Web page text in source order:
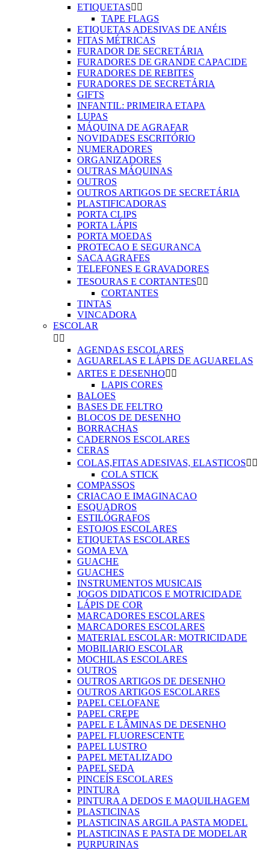
ETIQUETAS 
TAPE FLAGS
ETIQUETAS ADESIVAS DE ANÉIS
FITAS MÉTRICAS
FURADOR DE SECRETÁRIA
FURADORES DE GRANDE CAPACIDE
FURADORES DE REBITES
FURADORES DE SECRETÁRIA
GIFTS
INFANTIL: PRIMEIRA ETAPA
LUPAS
MÁQUINA DE AGRAFAR
NOVIDADES ESCRITÓRIO
NUMERADORES
ORGANIZADORES
OUTRAS MÁQUINAS
OUTROS
OUTROS ARTIGOS DE SECRETÁRIA
PLASTIFICADORAS
PORTA CLIPS
PORTA LÁPIS
PORTA MOEDAS
PROTECAO E SEGURANCA
SACA AGRAFES
TELEFONES E GRAVADORES
TESOURAS E CORTANTES 
CORTANTES
TINTAS
VINCADORA
ESCOLAR
 
AGENDAS ESCOLARES
AGUARELAS E LÁPIS DE AGUARELAS
ARTES E DESENHO 
LAPIS CORES
BALOES
BASES DE FELTRO
BLOCOS DE DESENHO
BORRACHAS
CADERNOS ESCOLARES
CERAS
COLAS,FITAS ADESIVAS, ELASTICOS 
COLA STICK
COMPASSOS
CRIACAO E IMAGINACAO
ESQUADROS
ESTILÓGRAFOS
ESTOJOS ESCOLARES
ETIQUETAS ESCOLARES
GOMA EVA
GUACHE
GUACHES
INSTRUMENTOS MUSICAIS
JOGOS DIDATICOS E MOTRICIDADE
LÁPIS DE COR
MARCADORES ESCOLARES
MARCADORES ESCOLARES
MATERIAL ESCOLAR: MOTRICIDADE
MOBILIARIO ESCOLAR
MOCHILAS ESCOLARES
OUTROS
OUTROS ARTIGOS DE DESENHO
OUTROS ARTIGOS ESCOLARES
PAPEL CELOFANE
PAPEL CREPE
PAPEL E LÂMINAS DE DESENHO
PAPEL FLUORESCENTE
PAPEL LUSTRO
PAPEL METALIZADO
PAPEL SEDA
PINCEÍS ESCOLARES
PINTURA
PINTURA A DEDOS E MAQUILHAGEM
PLASTICINAS
PLASTICINAS ARGILA PASTA MODEL
PLASTICINAS E PASTA DE MODELAR
PURPURINAS